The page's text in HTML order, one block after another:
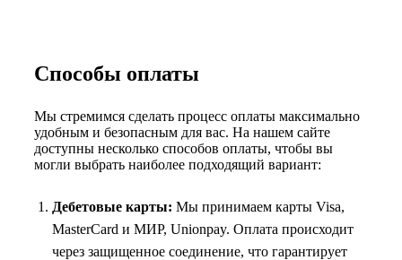
Способы оплаты
Мы стремимся сделать процесс оплаты максимально
удобным и безопасным для вас. На нашем сайте
доступны несколько способов оплаты, чтобы вы
могли выбрать наиболее подходящий вариант:
Дебетовые карты: Мы принимаем карты Visa,
MasterCard и МИР, Unionpay. Оплата происходит
через защищенное соединение, что гарантирует